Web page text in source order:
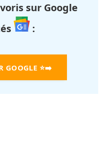
sur Google
:
GOOGLE ⭐➡️